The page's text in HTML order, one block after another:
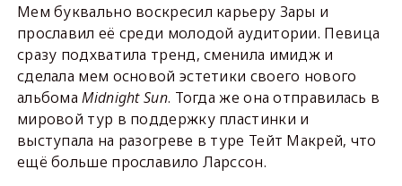
Мем буквально воскресил карьеру Зары и
прославил её среди молодой аудитории. Певица
сразу подхватила тренд, сменила имидж и
сделала мем основой эстетики своего нового
альбомаMidnight Sun. Тогда же она отправилась в
мировой тур в поддержку пластинки и
выступала на разогреве в туре Тейт Макрей, что
ещё больше прославило Ларссон.